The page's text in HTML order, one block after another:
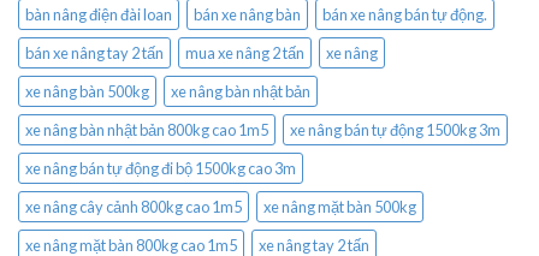
bàn nâng điện đài loan
bán xe nâng bàn
bán xe nâng bán tự động.
bán xe nâng tay 2 tấn
mua xe nâng 2 tấn
xe nâng
xe nâng bàn 500kg
xe nâng bàn nhật bản
xe nâng bàn nhật bản 800kg cao 1m5
xe nâng bán tự động 1500kg 3m
xe nâng bán tự động đi bộ 1500kg cao 3m
xe nâng cây cảnh 800kg cao 1m5
xe nâng mặt bàn 500kg
xe nâng mặt bàn 800kg cao 1m5
xe nâng tay 2 tấn